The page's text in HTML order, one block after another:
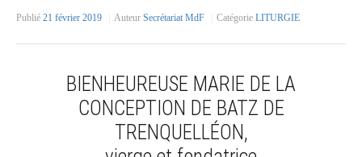
Publié 21 février 2019 Auteur Secrétariat MdF Catégorie LITURGIE
BIENHEUREUSE MARIE DE LA
CONCEPTION DE BATZ DE
TRENQUELLÉON,